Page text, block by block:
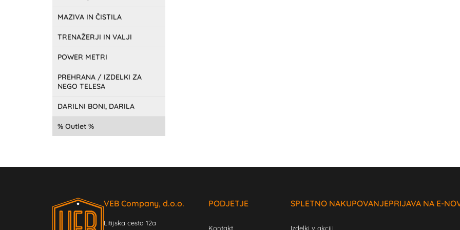
MAZIVA IN ČISTILA
TRENAŽERJI IN VALJI
POWER METRI
PREHRANA / IZDELKI ZA
NEGO TELESA
DARILNI BONI, DARILA
Outlet
VEB Company, d.o.o.
Litijska cesta 12a
PODJETJE
Kontakt
SPLETNO NAKUPOVANJE
Izdelki v akciji
PRIJAVA NA E-